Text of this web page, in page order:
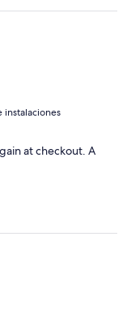
instalaciones
at checkout. A